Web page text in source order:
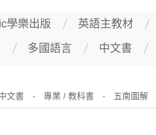
學樂出版 英語主教材
多國語言 中文書
文書 - 專業 / 教科書 - 五南圖解